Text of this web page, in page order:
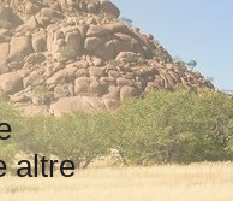
altre